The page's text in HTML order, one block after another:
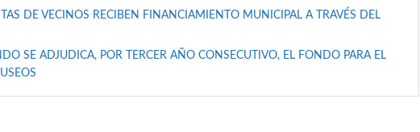
DE VECINOS RECIBEN FINANCIAMIENTO MUNICIPAL A TRAVÉS DEL
SE ADJUDICA, POR TERCER AÑO CONSECUTIVO, EL FONDO PARA EL